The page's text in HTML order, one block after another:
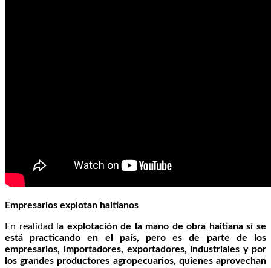
Empresarios explotan haitianos
En realidad la explotación de la mano de obra haitiana sí se
está practicando en el país, pero es de parte de los
empresarios, importadores, exportadores, industriales y por
los grandes productores agropecuarios, quienes aprovechan